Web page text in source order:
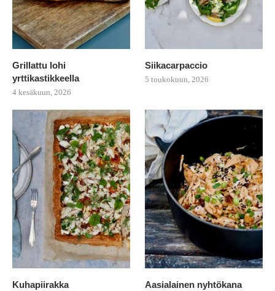
Grillattu lohi
yrttikastikkeella
4 kesäkuun, 2026
Siikacarpaccio
5 toukokuun, 2026
Kuhapiirakka Aasialainen nyhtökana